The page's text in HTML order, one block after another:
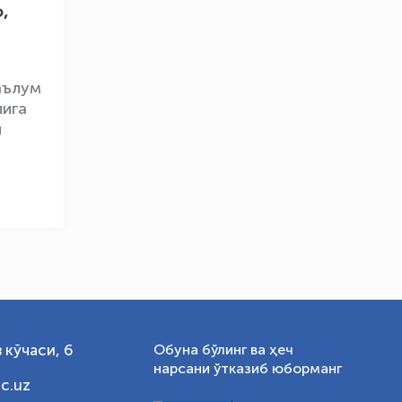
6
Обуна бўлинг ва ҳеч
нарсани ўтказиб юборманг